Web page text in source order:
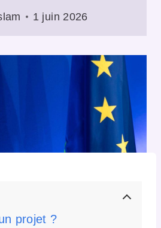
1 juin 2026
projet ?